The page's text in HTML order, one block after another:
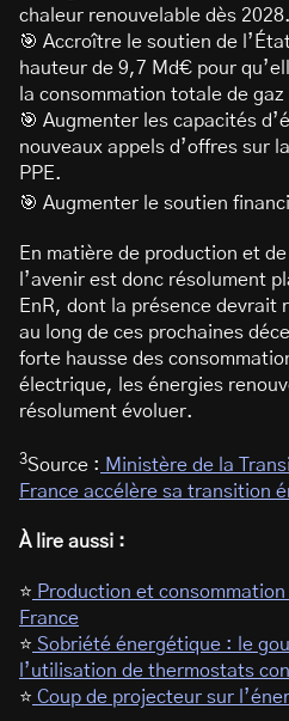
chaleur renouvelable dès 2028.
🎯 Accroître le soutien de
hauteur de 9,7 Md€ pour
la consommation totale de gaz
🎯 Augmenter les capacités
nouveaux appels d’offres sur
PPE.
🎯 Augmenter le soutien
En matière de production et
l’avenir est donc résolument
EnR, dont la présence
au long de ces prochaines
forte hausse des
électrique, les énergies
résolument évoluer.
3Source : Ministère de la
France accélère sa transition
À lire aussi :
⭐ Production et
France
⭐ Sobriété énergétique : le
l’utilisation de thermostats
⭐ Coup de projecteur sur